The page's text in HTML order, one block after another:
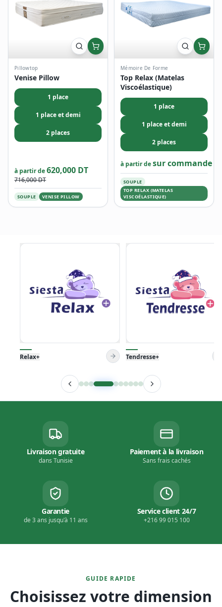
Pillowtop
Venise Pillow
1 place
1 place et demi
2 places
à partir de620,000 DT
716,000 DT
SOUPLE VENISE PILLOW
Mémoire De Forme
Top Relax (Matelas
Viscoélastique)
1 place
1 place et demi
2 places
à partir desur commande
SOUPLE
TOP RELAX (MATELAS
VISCOÉLASTIQUE)
Relax+ Tendresse+
Livraison gratuite
dans Tunisie
Paiement à la livraison
Sans frais cachés
Garantie
de 3 ans jusqu'à 11 ans
Service client 24/7
+216 99 015 100
GUIDE RAPIDE
Choisissez votre dimension